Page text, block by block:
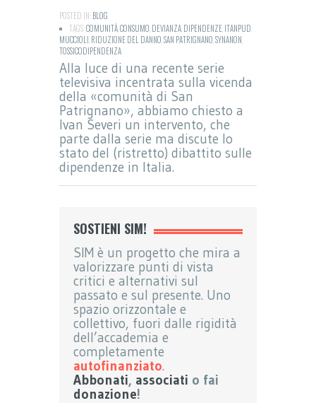
POSTED IN:BLOG
TAGS:COMUNITÀCONSUMO DEVIANZA DIPENDENZE ITANPUD
MUCCIOLI RIDUZIONE DEL DANNO SAN PATRIGNANO SYNANON
TOSSICODIPENDENZA
Alla luce di una recente serie
televisiva incentrata sulla vicenda
della «comunità di San
Patrignano», abbiamo chiesto a
Ivan Severi un intervento, che
parte dalla serie ma discute lo
stato del (ristretto) dibattito sulle
dipendenze in Italia.
SOSTIENI SIM!
SIM è un progetto che mira a
valorizzare punti di vista
critici e alternativi sul
passato e sul presente. Uno
spazio orizzontale e
collettivo, fuori dalle rigidità
dell’accademia e
completamente
autofinanziato.
Abbonati, associati o fai
donazione!